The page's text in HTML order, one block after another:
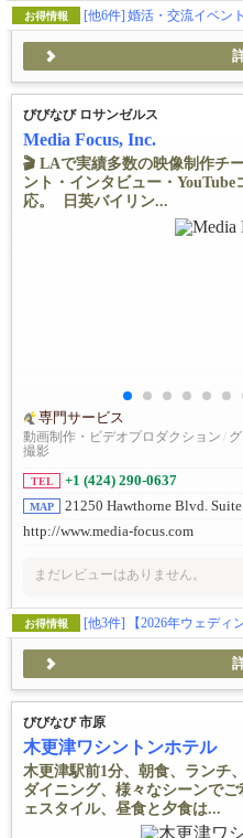
お得情報 [他6件] 婚活・交流イベン
びびなび ロサンゼルス
Media Focus, Inc.
🎬 LAで実績多数の映像制作チ
ント・インタビュー・
応。 日英バイリン...
専門サービス
動画制作・ビデオプロダクション /
撮影
TEL +1 (424) 290-0637
MAP 21250 Hawthorne Blvd.
http://www.media-focus.com
まだレビューはありません。
お得情報 [他3件] 【2026年ウェディ
びびなび 市原
木更津ワシントンホテル
木更津駅前1分、朝食、ランチ
ダイニング、様々なシーンで
ェスタイル、昼食と夕食は...